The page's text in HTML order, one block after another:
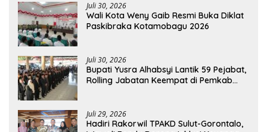
Juli 30, 2026
Wali Kota Weny Gaib Resmi Buka Diklat
Paskibraka Kotamobagu 2026
Juli 30, 2026
Bupati Yusra Alhabsyi Lantik 59 Pejabat,
Rolling Jabatan Keempat di Pemkab
Juli 29, 2026
Hadiri Rakorwil TPAKD Sulut-Gorontalo,